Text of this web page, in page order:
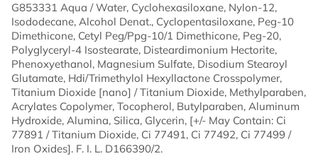
G853331 Aqua / Water, Cyclohexasiloxane, Nylon-12,
Isododecane, Alcohol Denat., Cyclopentasiloxane, Peg-10
Dimethicone, Cetyl Peg/Ppg-10/1 Dimethicone, Peg-20,
Polyglyceryl-4 Isostearate, Disteardimonium Hectorite,
Phenoxyethanol, Magnesium Sulfate, Disodium Stearoyl
Glutamate, Hdi/Trimethylol Hexyllactone Crosspolymer,
Titanium Dioxide [nano] / Titanium Dioxide, Methylparaben,
Acrylates Copolymer, Tocopherol, Butylparaben, Aluminum
Hydroxide, Alumina, Silica, Glycerin, [+/- May Contain: Ci
77891 / Titanium Dioxide, Ci 77491, Ci 77492, Ci 77499 /
Iron Oxides]. F. I. L. D166390/2.